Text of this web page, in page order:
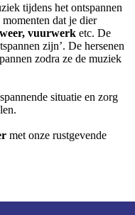
tijdens het ontspannen
momenten dat je dier
vuurwerk etc. De
zijn’. De hersenen
zodra ze de muziek
situatie en zorg
met onze rustgevende